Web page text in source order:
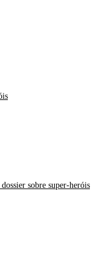
sobre super-heróis